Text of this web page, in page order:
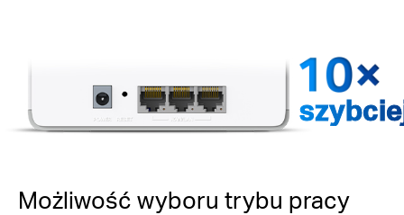
Możliwość wyboru trybu pracy